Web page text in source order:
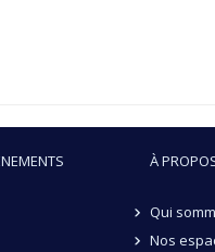
À
Qui
Nos